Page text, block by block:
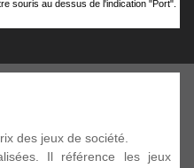
souris au dessus de l'indication "Port".
des jeux de société.
Il référence les jeux